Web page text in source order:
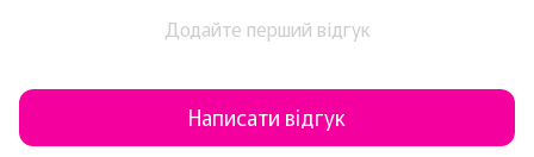
Додайте перший відгук
Написати відгук